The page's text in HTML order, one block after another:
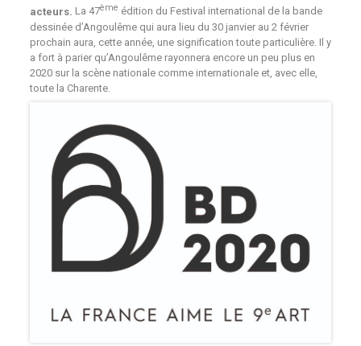
acteurs. La 47ème édition du Festival international de la bande
dessinée d’Angoulême qui aura lieu du 30 janvier au 2 février
prochain aura, cette année, une signification toute particulière. Il y
a fort à parier qu’Angoulême rayonnera encore un peu plus en
2020 sur la scène nationale comme internationale et, avec elle,
toute la Charente.